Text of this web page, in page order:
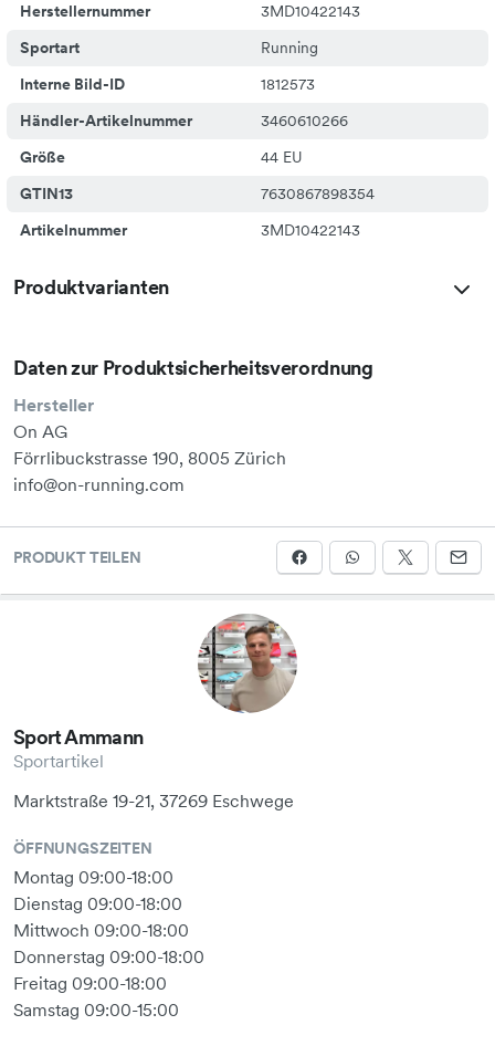
Herstellernummer
3MD10422143
Sportart
Running
Interne Bild-ID
1812573
Händler-Artikelnummer
3460610266
Größe
44 EU
GTIN13
7630867898354
Artikelnummer
3MD10422143
Produktvarianten
Daten zur Produktsicherheitsverordnung
Hersteller
On AG
Förrlibuckstrasse 190, 8005 Zürich
info@on-running.com
PRODUKT TEILEN
Sport Ammann
Sportartikel
Marktstraße 19-21, 37269 Eschwege
ÖFFNUNGSZEITEN
Montag 09:00-18:00
Dienstag 09:00-18:00
Mittwoch 09:00-18:00
Donnerstag 09:00-18:00
Freitag 09:00-18:00
Samstag 09:00-15:00